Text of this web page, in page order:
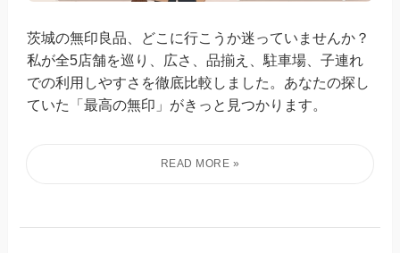
茨城の無印良品、どこに行こうか迷っていませんか？
私が全5店舗を巡り、広さ、品揃え、駐車場、子連れ
での利用しやすさを徹底比較しました。あなたの探し
ていた「最高の無印」がきっと見つかります。